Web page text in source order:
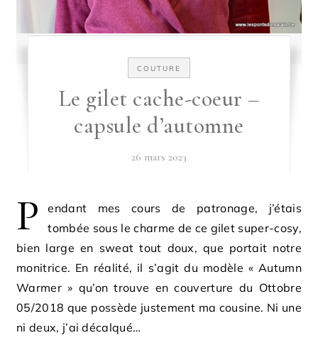
COUTURE
Le gilet cache-coeur –
capsule d’automne
26 mars 2023
P
endant mes cours de patronage, j’étais
tombée sous le charme de ce gilet super-cosy,
bien large en sweat tout doux, que portait notre
monitrice. En réalité, il s’agit du modèle « Autumn
Warmer » qu’on trouve en couverture du Ottobre
05/2018 que possède justement ma cousine. Ni une
ni deux, j’ai décalqué…